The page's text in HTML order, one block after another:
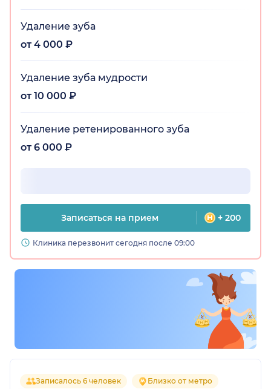
Удаление зуба
от 4 000 ₽
Удаление зуба мудрости
от 10 000 ₽
Удаление ретенированного зуба
от 6 000 ₽
Записаться на прием + 200
Клиника перезвонит сегодня после 09:00
Записалось 6 человек Близко от метро